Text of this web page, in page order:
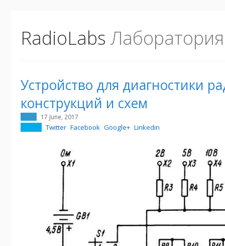
RadioLabs
Устройство для диагностики
конструкций и схем
17 June, 2017
Twitter Facebook Google+ Linkedin